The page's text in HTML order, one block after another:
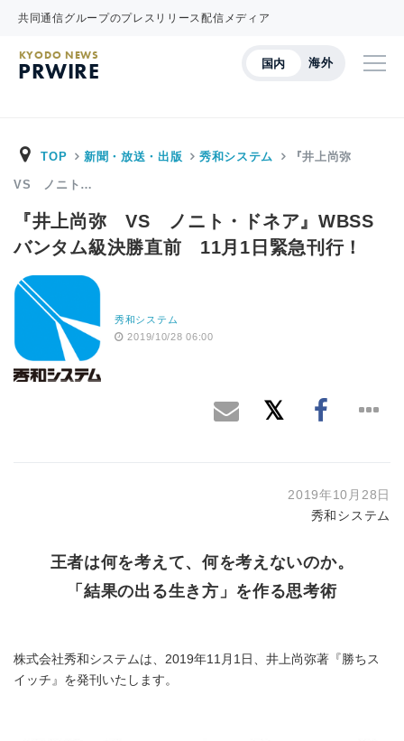
共同通信グループのプレスリリース配信メディア
国内 海外
KYODO NEWS
PRWIRE
TOP 新聞・放送・出版 秀和システム 『井上尚弥
VS ノニト…
『井上尚弥 VS ノニト・ドネア』WBSS
バンタム級決勝直前 11月1日緊急刊行！
秀和システム
2019/10/28 06:00
2019年10月28日
秀和システム
王者は何を考えて、何を考えないのか。
「結果の出る生き方」を作る思考術
株式会社秀和システムは、2019年11月1日、井上尚弥著『勝ちス
イッチ』を発刊いたします。